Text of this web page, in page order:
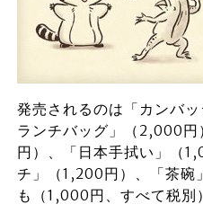
発売されるのは「カンバ
ランチバッグ」（2,000
円）、「日本手拭い」（
チ」（1,200円）、「茶碗
も（1,000円、すべて税別